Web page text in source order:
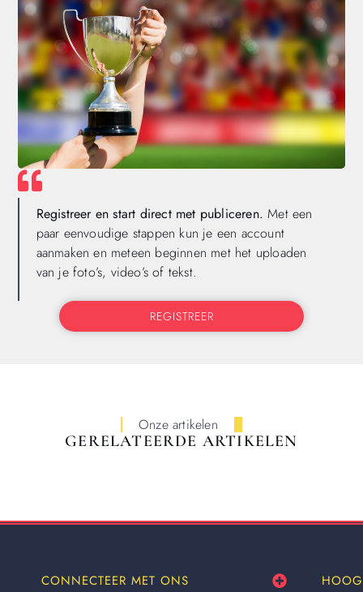
Registreer en start direct met publiceren. Met een
paar eenvoudige stappen kun je een account
aanmaken en meteen beginnen met het uploaden
van je foto’s, video’s of tekst.
REGISTREER
Onze artikelen
GERELATEERDE ARTIKELEN
CONNECTEER MET ONS